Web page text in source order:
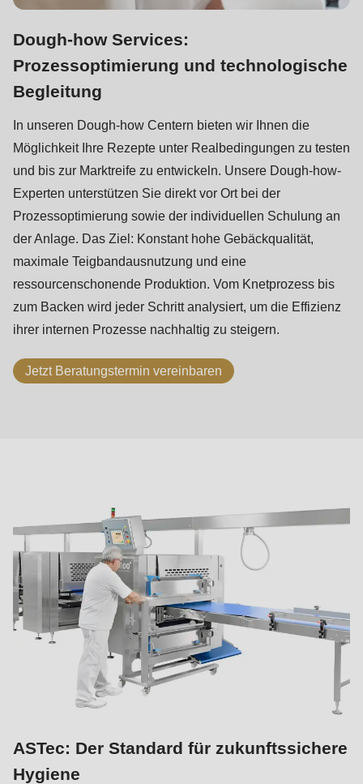
Dough-how Services:
Prozessoptimierung und technologische
Begleitung
In unseren Dough-how Centern bieten wir Ihnen die
Möglichkeit Ihre Rezepte unter Realbedingungen zu testen
und bis zur Marktreife zu entwickeln. Unsere Dough-how-
Experten unterstützen Sie direkt vor Ort bei der
Prozessoptimierung sowie der individuellen Schulung an
der Anlage. Das Ziel: Konstant hohe Gebäckqualität,
maximale Teigbandausnutzung und eine
ressourcenschonende Produktion. Vom Knetprozess bis
zum Backen wird jeder Schritt analysiert, um die Effizienz
ihrer internen Prozesse nachhaltig zu steigern.
Jetzt Beratungstermin vereinbaren
ASTec: Der Standard für zukunftssichere
Hygiene